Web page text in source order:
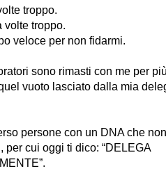
troppo.
volte troppo.
veloce per non fidarmi.
sono rimasti con me per
vuoto lasciato dalla mia
persone con un DNA che
per cui oggi ti dico: “DELEGA